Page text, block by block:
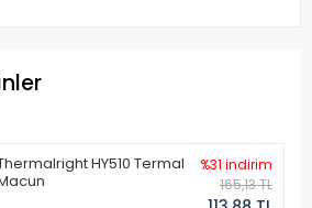
HY510 Termal
%31 indirim
165,13 TL